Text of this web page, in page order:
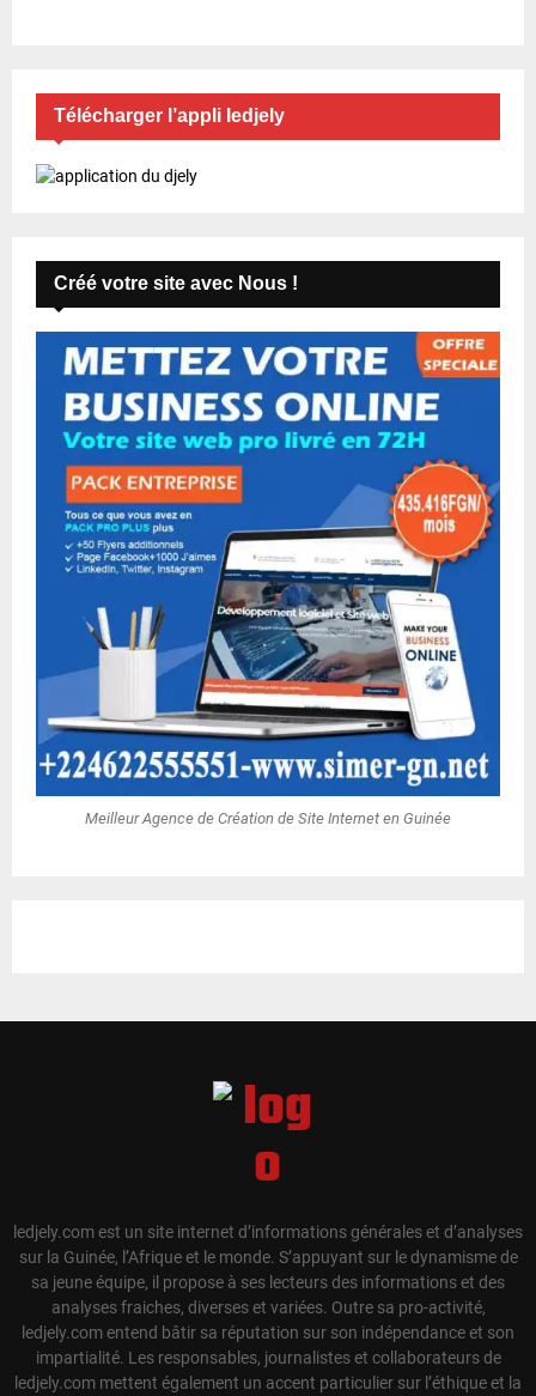
Télécharger l’appli ledjely
Créé votre site avec Nous !
Meilleur Agence de Création de Site Internet en Guinée
ledjely.com est un site internet d’informations générales et d’analyses
sur la Guinée, l’Afrique et le monde. S’appuyant sur le dynamisme de
sa jeune équipe, il propose à ses lecteurs des informations et des
analyses fraiches, diverses et variées. Outre sa pro-activité,
ledjely.com entend bâtir sa réputation sur son indépendance et son
impartialité. Les responsables, journalistes et collaborateurs de
ledjely.com mettent également un accent particulier sur l’éthique et la